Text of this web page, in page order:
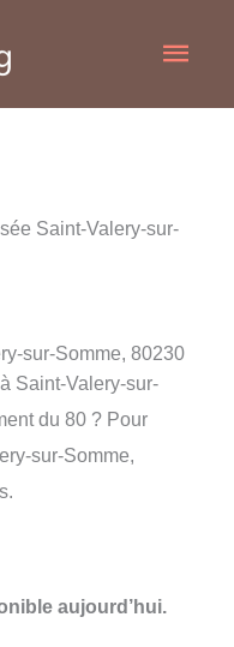
Saint-Valery-sur-
sur-Somme, 80230
Saint-Valery-sur-
du 80 ? Pour
sur-Somme,
aujourd’hui.